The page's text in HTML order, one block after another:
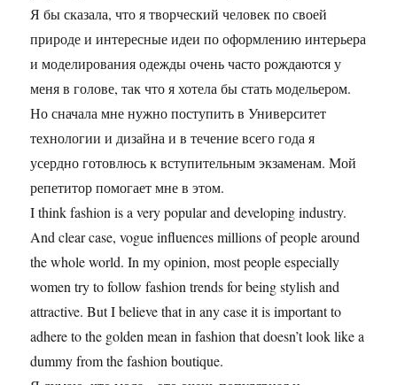
Я бы сказала, что я творческий человек по своей
природе и интересные идеи по оформлению интерьера
и моделирования одежды очень часто рождаются у
меня в голове, так что я хотела бы стать модельером.
Но сначала мне нужно поступить в Университет
технологии и дизайна и в течение всего года я
усердно готовлюсь к вступительным экзаменам. Мой
репетитор помогает мне в этом.
I think fashion is a very popular and developing industry.
And clear case, vogue influences millions of people around
the whole world. In my opinion, most people especially
women try to follow fashion trends for being stylish and
attractive. But I believe that in any case it is important to
adhere to the golden mean in fashion that doesn’t look like a
dummy from the fashion boutique.